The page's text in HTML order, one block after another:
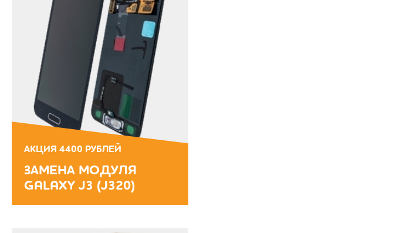
АКЦИЯ 4400 РУБЛЕЙ
ЗАМЕНА МОДУЛЯ
GALAXY J3 (J320)